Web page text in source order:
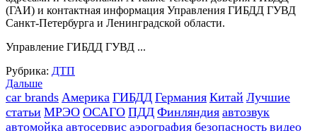
(ГАИ) и контактная информация Управления ГИБДД ГУВД
Санкт-Петербурга и Ленинградской области.
Управление ГИБДД ГУВД ...
Рубрика: ДТП
Дальше
car brands Америка ГИБДД Германия Китай Лучшие
статьи МРЭО ОСАГО ПДД Финляндия автозвук
автомойка автосервис аэрография безопасность видео